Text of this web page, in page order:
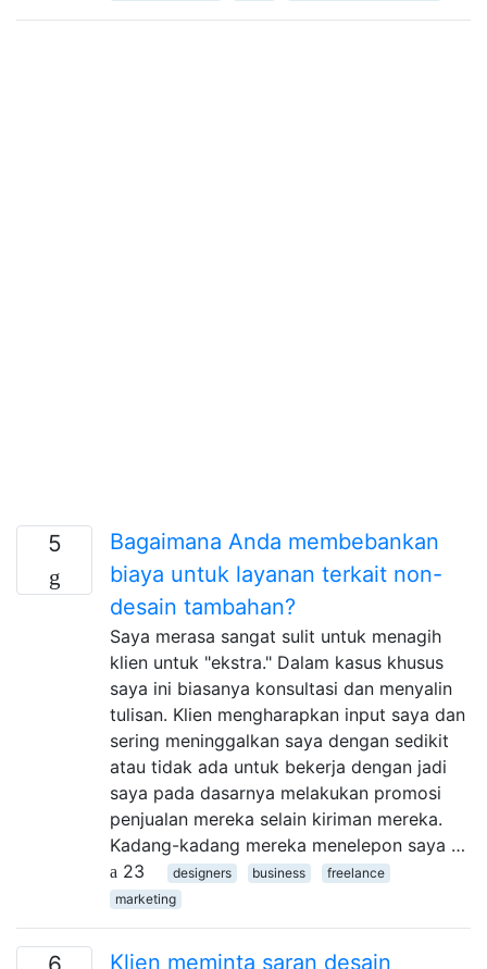
5
Bagaimana Anda membebankan
biaya untuk layanan terkait non-
desain tambahan?
Saya merasa sangat sulit untuk menagih
klien untuk "ekstra." Dalam kasus khusus
saya ini biasanya konsultasi dan menyalin
tulisan. Klien mengharapkan input saya dan
sering meninggalkan saya dengan sedikit
atau tidak ada untuk bekerja dengan jadi
saya pada dasarnya melakukan promosi
penjualan mereka selain kiriman mereka.
Kadang-kadang mereka menelepon saya …
23
designers business
freelance
marketing
Klien meminta saran desain